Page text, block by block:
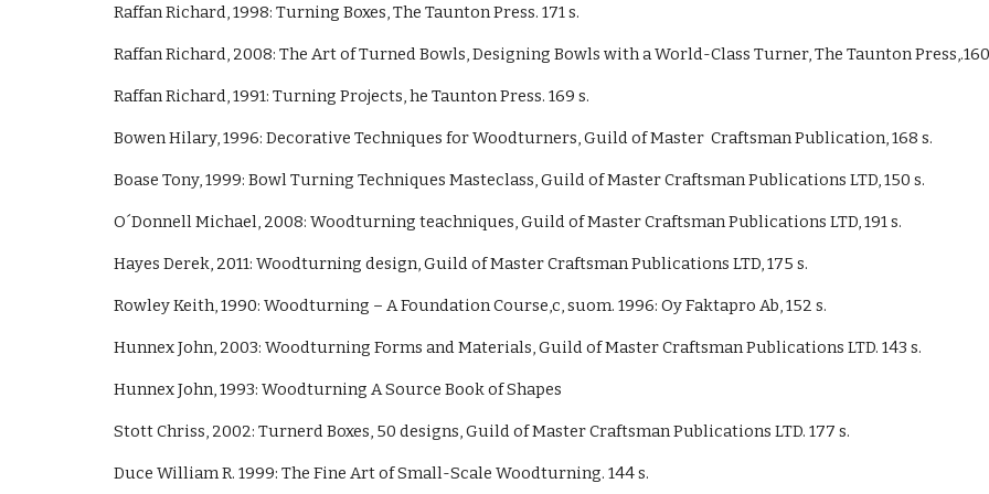
Raffan Richard, 1998: Turning Boxes, The Taunton Press. 171 s.
Raffan Richard, 2008: The Art of Turned Bowls, Designing Bowls with a World-Class Turner, The Taunton Press,.
Raffan Richard, 1991: Turning Projects, he Taunton Press. 169 s.
Bowen Hilary, 1996: Decorative Techniques for Woodturners, Guild of Master  Craftsman Publication, 168 s.
Boase Tony, 1999: Bowl Turning Techniques Masteclass, Guild of Master Craftsman Publications LTD, 150 s.
O´Donnell Michael, 2008: Woodturning teachniques, Guild of Master Craftsman Publications LTD, 191 s.
Hayes Derek, 2011: Woodturning design, Guild of Master Craftsman Publications LTD, 175 s.
Rowley Keith, 1990: Woodturning – A Foundation Course,c, suom. 1996: Oy Faktapro Ab, 152 s.
Hunnex John, 2003: Woodturning Forms and Materials, Guild of Master Craftsman Publications LTD. 143 s.
Hunnex John, 1993: Woodturning A Source Book of Shapes
Stott Chriss, 2002: Turnerd Boxes, 50 designs, Guild of Master Craftsman Publications LTD. 177 s.
Duce William R. 1999: The Fine Art of Small-Scale Woodturning. 144 s.